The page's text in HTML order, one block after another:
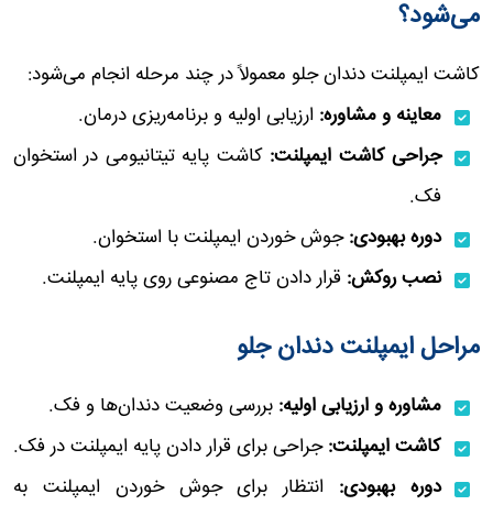
می‌شود؟
کاشت ایمپلنت دندان جلو معمولاً در چند مرحله انجام می‌شود:
معاینه و مشاوره: ارزیابی اولیه و برنامه‌ریزی درمان.
جراحی کاشت ایمپلنت:کاشت پایه تیتانیومی در استخوان
فک.
دوره بهبودی:جوش خوردن ایمپلنت با استخوان.
نصب روکش: قرار دادن تاج مصنوعی روی پایه ایمپلنت.
مراحل ایمپلنت دندان جلو
مشاوره و ارزیابی اولیه: بررسی وضعیت دندان‌ها و فک.
کاشت ایمپلنت:جراحی برای قرار دادن پایه ایمپلنت در فک.
دوره بهبودی: انتظار برای جوش خوردن ایمپلنت به